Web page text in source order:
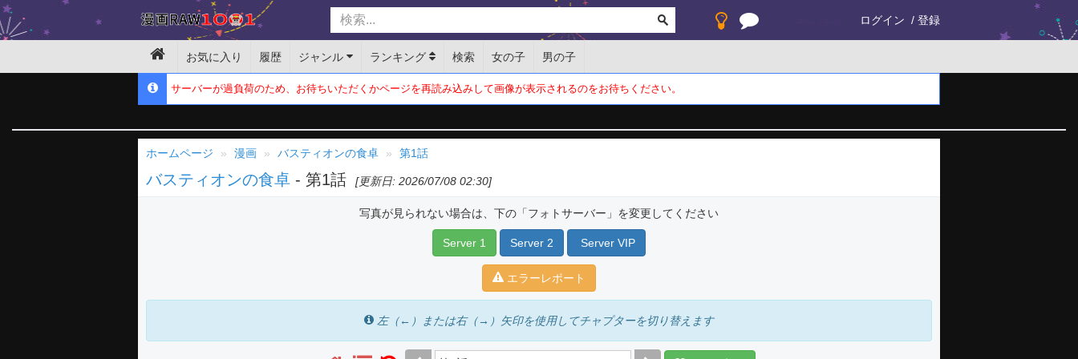
ログイン 登録
お気に入り 履歴 ジャンル ランキング 検索 女の子 男の子
サーバーが過負荷のため、お待ちいただくかページを再読み込みして画像が表示されるのをお待ちください。
ホームページ 漫画 バスティオンの食卓 第1話
バスティオンの食卓 - 第1話 [更新日: 2026/07/08 02:30]
写真が見られない場合は、下の「フォトサーバー」を変更してください
Server 1 Server 2 Server VIP
エラーレポート
左（←）または右（→）矢印を使用してチャプターを切り替えます